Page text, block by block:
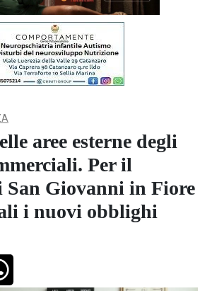
aree esterne degli
Per il
San Giovanni in Fiore
i nuovi obblighi